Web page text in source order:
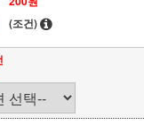
(조건)